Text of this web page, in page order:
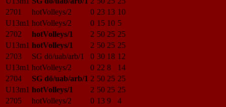
2701
hotVolleys/2 0 23 13 10
U13m1 hotVolleys/2 0 15 10 5
2702
hotVolleys/1 2 50 25 25
U13m1 hotVolleys/1 2 50 25 25
2703
SG dö/uab/arb/1 0 30 18 12
U13m1 hotVolleys/2 0 22 8
14
2704
SG dö/uab/arb/1 2 50 25 25
U13m1 hotVolleys/1 2 50 25 25
2705
hotVolleys/2 0 13 9
4